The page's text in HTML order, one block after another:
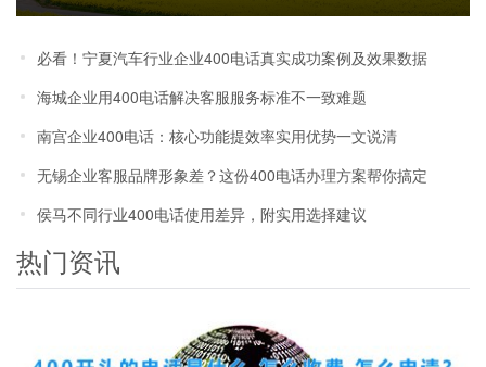
效率优势解析
必看！宁夏汽车行业企业400电话真实成功案例及效果数据
海城企业用400电话解决客服服务标准不一致难题
南宫企业400电话：核心功能提效率实用优势一文说清
无锡企业客服品牌形象差？这份400电话办理方案帮你搞定
侯马不同行业400电话使用差异，附实用选择建议
热门资讯